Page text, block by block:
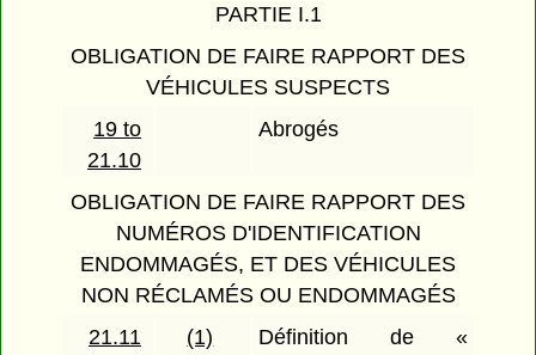
PARTIE I.1
OBLIGATION DE FAIRE RAPPORT DES
VÉHICULES SUSPECTS
19 to
21.10
Abrogés
OBLIGATION DE FAIRE RAPPORT DES
NUMÉROS D'IDENTIFICATION
ENDOMMAGÉS, ET DES VÉHICULES
NON RÉCLAMÉS OU ENDOMMAGÉS
21.11
(1)
Définition de «